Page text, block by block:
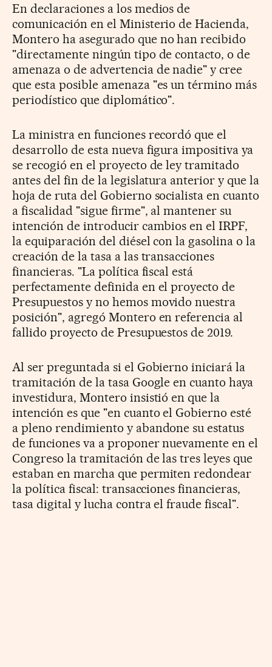
En declaraciones a los medios de
comunicación en el Ministerio de Hacienda,
Montero ha asegurado que no han recibido
"directamente ningún tipo de contacto, o de
amenaza o de advertencia de nadie" y cree
que esta posible amenaza "es un término más
periodístico que diplomático".
La ministra en funciones recordó que el
desarrollo de esta nueva figura impositiva ya
se recogió en el proyecto de ley tramitado
antes del fin de la legislatura anterior y que la
hoja de ruta del Gobierno socialista en cuanto
a fiscalidad "sigue firme", al mantener su
intención de introducir cambios en el IRPF,
la equiparación del diésel con la gasolina o la
creación de la tasa a las transacciones
financieras. "La política fiscal está
perfectamente definida en el proyecto de
Presupuestos y no hemos movido nuestra
posición", agregó Montero en referencia al
fallido proyecto de Presupuestos de 2019.
Al ser preguntada si el Gobierno iniciará la
tramitación de la tasa Google en cuanto haya
investidura, Montero insistió en que la
intención es que "en cuanto el Gobierno esté
a pleno rendimiento y abandone su estatus
de funciones va a proponer nuevamente en el
Congreso la tramitación de las tres leyes que
estaban en marcha que permiten redondear
la política fiscal: transacciones financieras,
tasa digital y lucha contra el fraude fiscal".